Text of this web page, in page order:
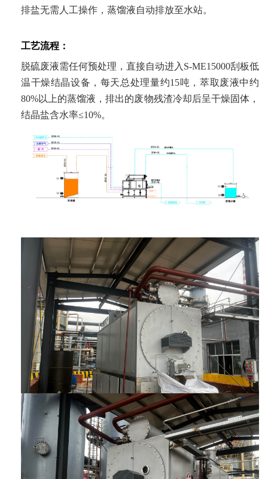
排盐无需人工操作，蒸馏液自动排放至水站。
工艺流程：
脱硫废液需任何预处理，直接自动进入S-ME15000刮板低
温干燥结晶设备，每天总处理量约15吨，萃取废液中约
80%以上的蒸馏液，排出的废物残渣冷却后呈干燥固体，
结晶盐含水率≤10%。